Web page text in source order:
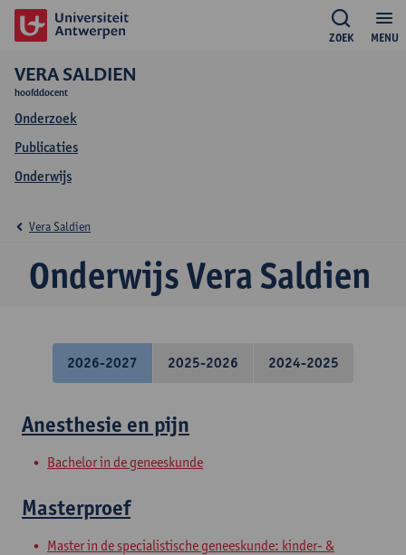
MENU
ZOEK
VERA SALDIEN
hoofddocent
Onderzoek
Publicaties
Onderwijs
Onderwijs Vera Saldien
Vera Saldien
2026-2027 2025-2026 2024-2025
Anesthesie en pijn
Bachelor in de geneeskunde
Masterproef
Master in de specialistische geneeskunde: kinder- &